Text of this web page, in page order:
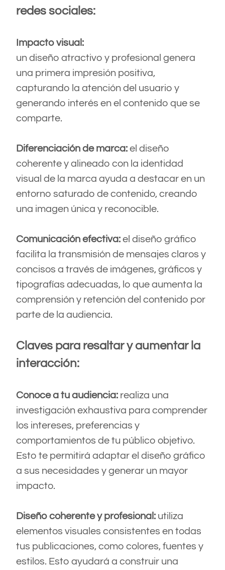
redes sociales:
Impacto visual:
un diseño atractivo y profesional genera
una primera impresión positiva,
capturando la atención del usuario y
generando interés en el contenido que se
comparte.
Diferenciación de marca:el diseño
coherente y alineado con la identidad
visual de la marca ayuda a destacar en un
entorno saturado de contenido, creando
una imagen única y reconocible.
Comunicación efectiva:el diseño gráfico
facilita la transmisión de mensajes claros y
concisos a través de imágenes, gráficos y
tipografías adecuadas, lo que aumenta la
comprensión y retención del contenido por
parte de la audiencia.
Claves para resaltar y aumentar la
interacción:
Conoce a tu audiencia: realiza una
investigación exhaustiva para comprender
los intereses, preferencias y
comportamientos de tu público objetivo.
Esto te permitirá adaptar el diseño gráfico
a sus necesidades y generar un mayor
impacto.
Diseño coherente y profesional: utiliza
elementos visuales consistentes en todas
tus publicaciones, como colores, fuentes y
estilos. Esto ayudará a construir una